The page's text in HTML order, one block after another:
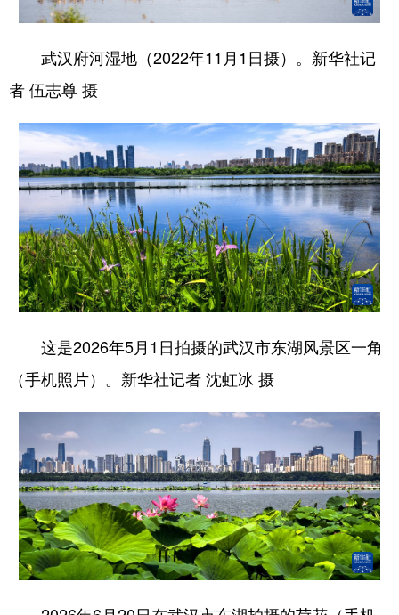
武汉府河湿地（2022年11月1日摄）。新华社记
者 伍志尊 摄
这是2026年5月1日拍摄的武汉市东湖风景区一角
（手机照片）。新华社记者 沈虹冰 摄